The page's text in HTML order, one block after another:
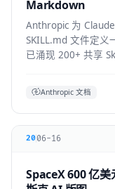
Markdown
Anthropic 为
SKILL.md 文件定义
已涌现 200+ 共享
Anthropic 文档
2006-16
SpaceX 600 亿